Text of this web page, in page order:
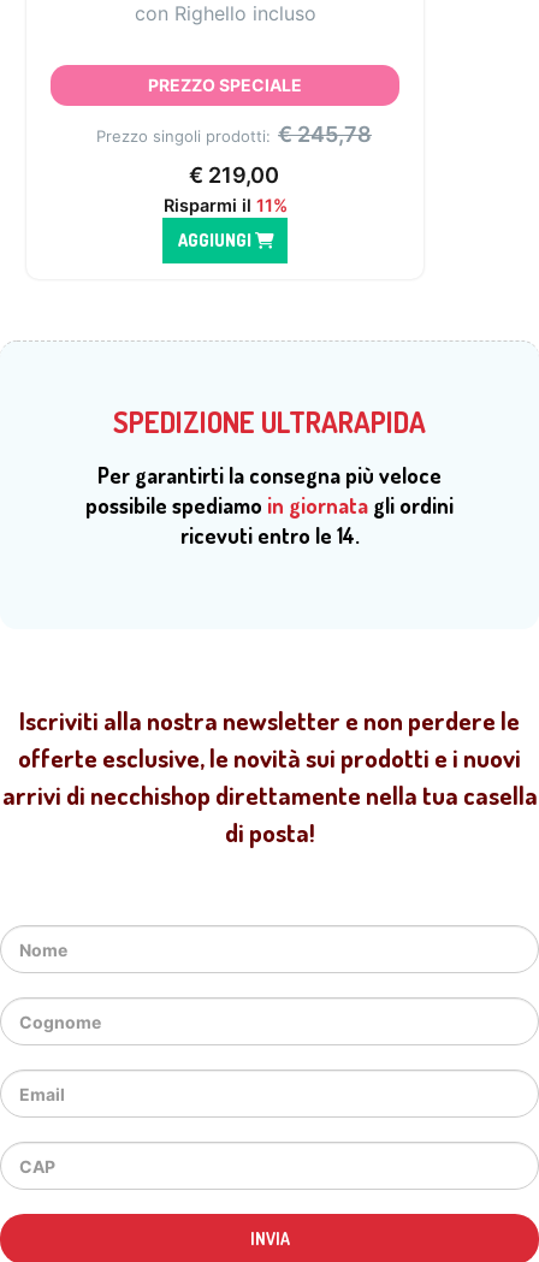
con Righello incluso
PREZZO SPECIALE
Prezzo singoli prodotti: €245,78
€ 219,00
Risparmi il 11%
AGGIUNGI
SPEDIZIONE ULTRARAPIDA
Per garantirti la consegna più veloce
possibile spediamo in giornata gli ordini
ricevuti entro le 14.
Iscriviti alla nostra newsletter e non perdere le
offerte esclusive, le novità sui prodotti e i nuovi
arrivi di necchishop direttamente nella tua casella
di posta!